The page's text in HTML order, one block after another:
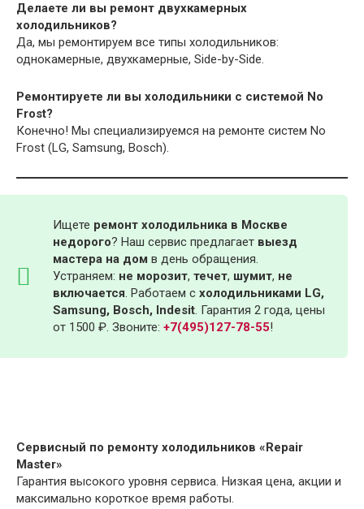
Делаете ли вы ремонт двухкамерных
холодильников?
Да, мы ремонтируем все типы холодильников:
однокамерные, двухкамерные, Side-by-Side.
Ремонтируете ли вы холодильники с системой No
Frost?
Конечно! Мы специализируемся на ремонте систем No
Frost (LG, Samsung, Bosch).
Ищете ремонт холодильника в Москве
недорого? Наш сервис предлагает выезд
мастера на дом в день обращения.
Устраняем: не морозит, течет, шумит, не
включается. Работаем с холодильниками LG,
Samsung, Bosch, Indesit. Гарантия 2 года, цены
от 1500 ₽. Звоните: +7(495)127-78-55!
Сервисный по ремонту холодильников «Repair
Master»
Гарантия высокого уровня сервиса. Низкая цена, акции и
максимально короткое время работы.